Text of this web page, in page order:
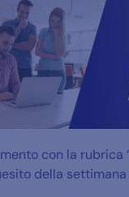
con la rubrica
della settimana